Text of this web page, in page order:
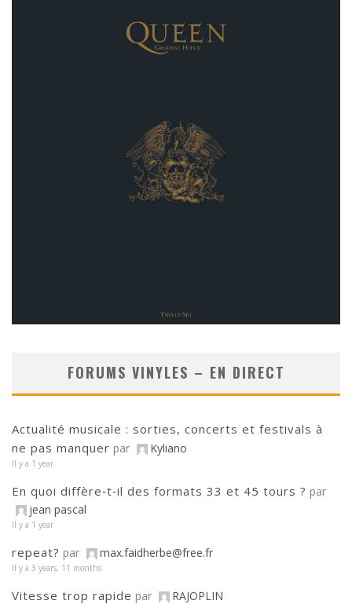
FORUMS VINYLES – EN DIRECT
Actualité musicale : sorties, concerts et festivals à
ne pas manquer par Kyliano
Il y a 1 year
En quoi diffère‑t‑il des formats 33 et 45 tours ? par
jean pascal
Il y a 1 year
repeat? par max.faidherbe@free.fr
Il y a 3 years, 11 months
Vitesse trop rapide par RAJOPLIN